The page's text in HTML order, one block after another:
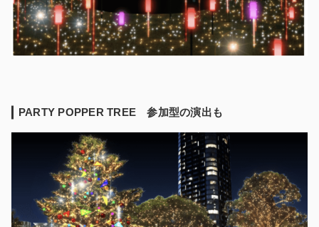
PARTY POPPER TREE 参加型の演出も